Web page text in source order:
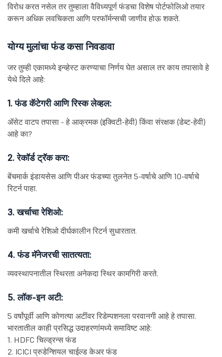
विरोध करत नसेल तर तुम्हाला वैविध्यपूर्ण फंडचा विशेष पोर्टफोलिओ तयार
करून अधिक लवचिकता आणि परफॉर्मन्सची जाणीव होऊ शकते.
योग्य मुलांचा फंड कसा निवडावा
जर तुम्ही एकामध्ये इन्व्हेस्ट करण्याचा निर्णय घेत असाल तर काय तपासावे हे
येथे दिले आहे:
1. फंड कॅटेगरी आणि रिस्क लेव्हल:
ॲसेट वाटप तपासा - हे आक्रमक (इक्विटी-हेवी) किंवा संरक्षक (डेब्ट-हेवी)
आहे का?
2. रेकॉर्ड ट्रॅक करा:
बेंचमार्क इंडायसेस आणि पीअर फंडच्या तुलनेत 5-वर्षाचे आणि 10-वर्षाचे
रिटर्न पाहा.
3. खर्चाचा रेशिओ:
कमी खर्चाचे रेशिओ दीर्घकालीन रिटर्न सुधारतात.
4. फंड मॅनेजरची सातत्यता:
व्यवस्थापनातील स्थिरता अनेकदा स्थिर कामगिरी करते.
5. लॉक-इन अटी:
5 वर्षांपूर्वी आणि कोणत्या अटींवर रिडेम्पशनला परवानगी आहे हे तपासा.
भारतातील काही प्रसिद्ध उदाहरणांमध्ये समाविष्ट आहे:
1. HDFC चिल्ड्रन्स फंड
2. ICICI प्रुडेन्शियल चाईल्ड केअर फंड